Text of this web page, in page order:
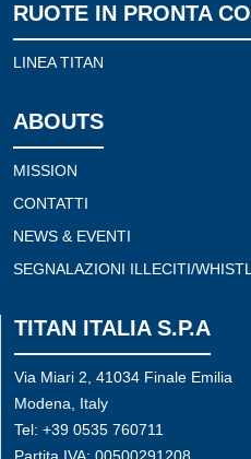
RUOTE IN PRONTA
LINEA TITAN
ABOUTS
MISSION
CONTATTI
NEWS & EVENTI
SEGNALAZIONI ILLECITI/
TITAN ITALIA S.P.A
Via Miari 2, 41034 Finale Emilia
Modena, Italy
Tel: +39 0535 760711